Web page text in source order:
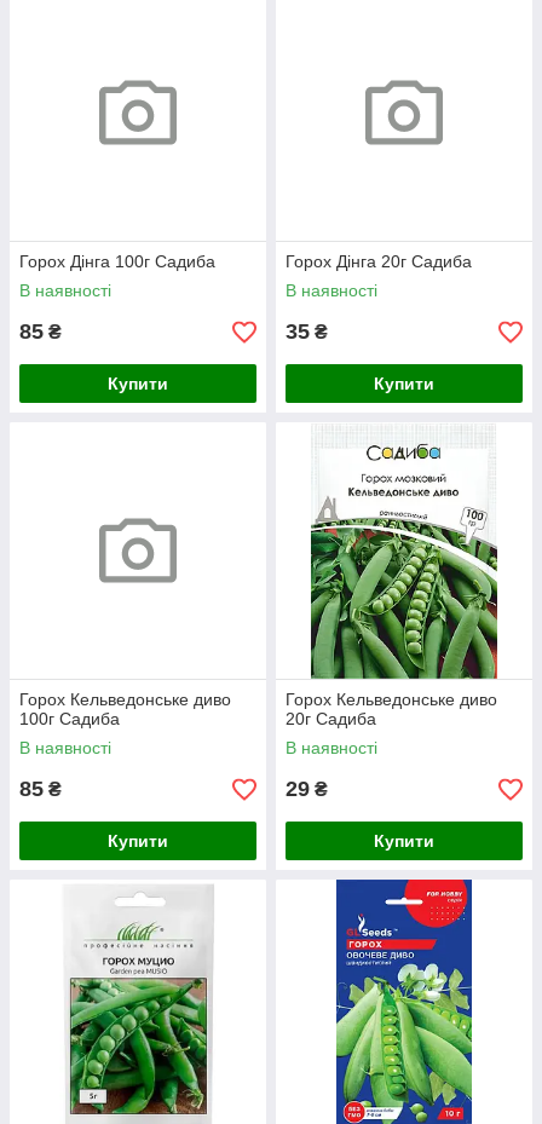
Горох Дінга 100г Садиба
В наявності
85 ₴
Купити
Горох Дінга 20г Садиба
В наявності
35 ₴
Купити
Горох Кельведонське диво
100г Садиба
В наявності
85 ₴
Купити
Горох Кельведонське диво
20г Садиба
В наявності
29 ₴
Купити